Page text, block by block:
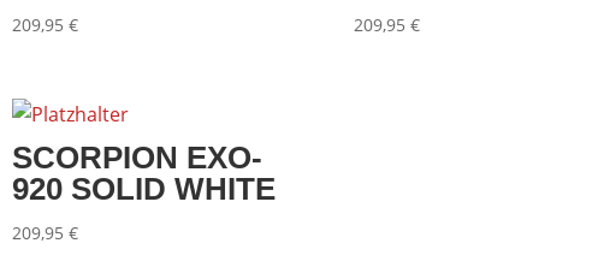
209,95 € 209,95 €
SCORPION EXO-
920 SOLID WHITE
209,95 €